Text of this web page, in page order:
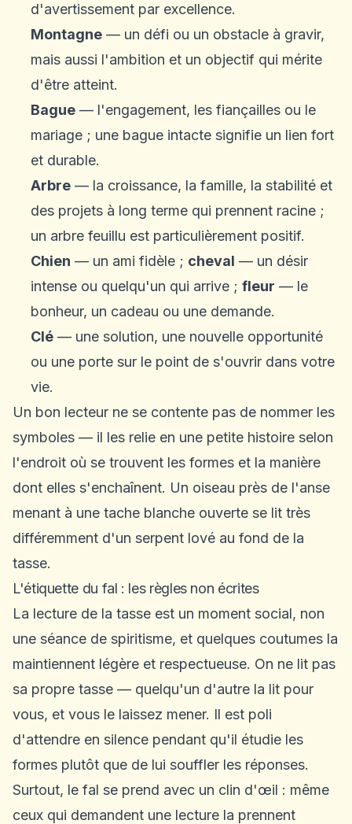
d'avertissement par excellence.
Montagne— un défi ou un obstacle à gravir,
mais aussi l'ambition et un objectif qui mérite
d'être atteint.
Bague— l'engagement, les fiançailles ou le
mariage ; une bague intacte signifie un lien fort
et durable.
Arbre— la croissance, la famille, la stabilité et
des projets à long terme qui prennent racine ;
un arbre feuillu est particulièrement positif.
Chien — un ami fidèle ; cheval — un désir
intense ou quelqu'un qui arrive ; fleur — le
bonheur, un cadeau ou une demande.
Clé— une solution, une nouvelle opportunité
ou une porte sur le point de s'ouvrir dans votre
vie.
Un bon lecteur ne se contente pas de nommer les
symboles — il les relie en une petite histoire selon
l'endroit où se trouvent les formes et la manière
dont elles s'enchaînent. Un oiseau près de l'anse
menant à une tache blanche ouverte se lit très
différemment d'un serpent lové au fond de la
tasse.
L'étiquette du fal : les règles non écrites
La lecture de la tasse est un moment social, non
une séance de spiritisme, et quelques coutumes la
maintiennent légère et respectueuse. On ne lit pas
sa propre tasse — quelqu'un d'autre la lit pour
vous, et vous le laissez mener. Il est poli
d'attendre en silence pendant qu'il étudie les
formes plutôt que de lui souffler les réponses.
Surtout, le fal se prend avec un clin d'œil : même
ceux qui demandent une lecture la prennent